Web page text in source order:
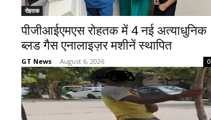
रोहतक
पीजीआईएमएस रोहतक में 4 नई अत्याधुनिक
ब्लड गैस एनालाइज़र मशीनें स्थापित
GT News - August 6, 2026 0